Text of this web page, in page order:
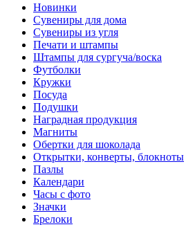
Новинки
Сувениры для дома
Сувениры из угля
Печати и штампы
Штампы для сургуча/воска
Футболки
Кружки
Посуда
Подушки
Наградная продукция
Магниты
Обертки для шоколада
Открытки, конверты, блокноты
Пазлы
Календари
Часы с фото
Значки
Брелоки